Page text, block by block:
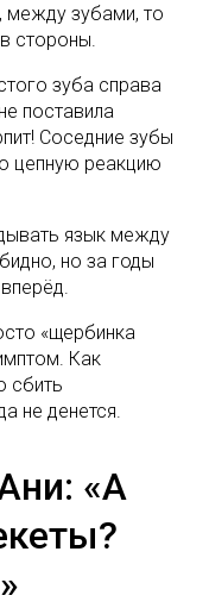
между зубами, то
стороны.
зуба справа
поставила
Соседние зубы
цепную реакцию
язык между
но за годы
«щербинка
Как
сбить
не денется.
«А